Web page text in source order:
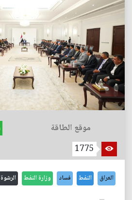
موقع الطاقة
1775
العراق النفط فساد وزارة النفط الرشوة